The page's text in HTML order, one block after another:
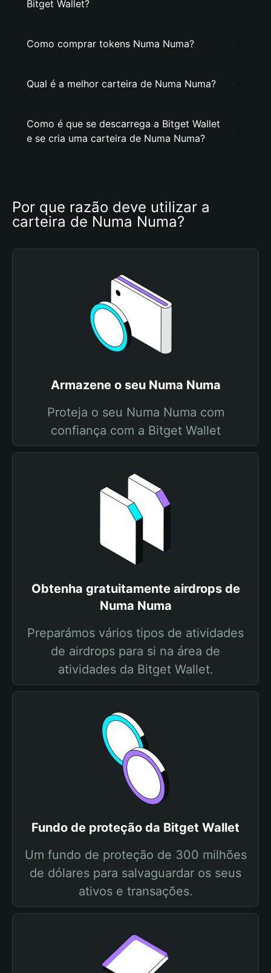
Bitget Wallet?
Como comprar tokens Numa Numa?
Qual é a melhor carteira de Numa Numa?
Como é que se descarrega a Bitget Wallet
e se cria uma carteira de Numa Numa?
Por que razão deve utilizar a
carteira de Numa Numa?
Armazene o seu Numa Numa
Proteja o seu Numa Numa com
confiança com a Bitget Wallet
Obtenha gratuitamente airdrops de
Numa Numa
Preparámos vários tipos de atividades
de airdrops para si na área de
atividades da Bitget Wallet.
Fundo de proteção da Bitget Wallet
Um fundo de proteção de 300 milhões
de dólares para salvaguardar os seus
ativos e transações.